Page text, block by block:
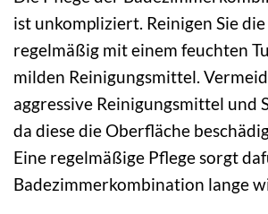
ist unkompliziert. Reinigen Sie
regelmäßig mit einem feuchten
milden Reinigungsmittel.
aggressive Reinigungsmittel und
da diese die Oberfläche
Eine regelmäßige Pflege sorgt
Badezimmerkombination lange